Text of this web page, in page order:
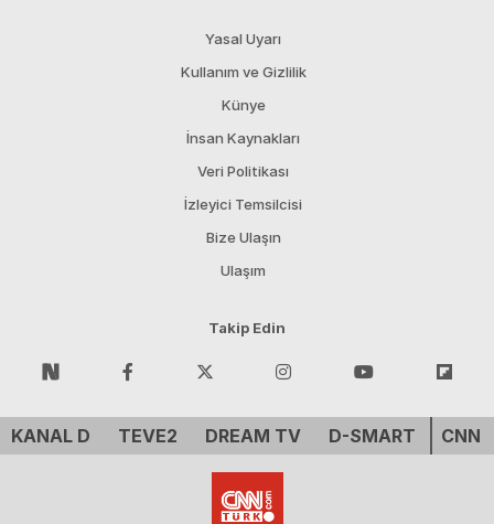
Yasal Uyarı
Kullanım ve Gizlilik
Künye
İnsan Kaynakları
Veri Politikası
İzleyici Temsilcisi
Bize Ulaşın
Ulaşım
Takip Edin
KANAL D TEVE2 DREAM TV D-SMART CNN